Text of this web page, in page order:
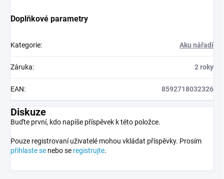
Doplňkové parametry
Kategorie: Aku nářadí
Záruka: 2 roky
EAN: 8592718032326
Diskuze
Buďte první, kdo napíše příspěvek k této položce.
Pouze registrovaní uživatelé mohou vkládat příspěvky. Prosím
přihlaste se nebo se registrujte.